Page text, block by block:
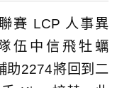
賽 LCP 人事異
伍中信飛牡蠣
助2274將回到二